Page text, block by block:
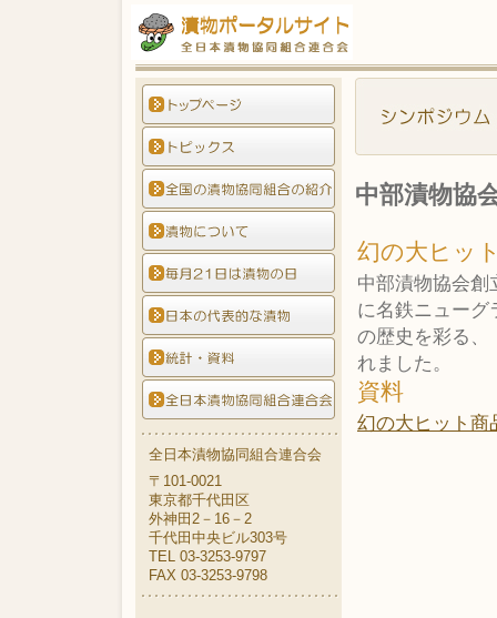
全日本漬物協同組合連合会
〒101-0021
東京都千代田区
外神田2－16－2
千代田中央ビル303号
TEL 03-3253-9797
FAX 03-3253-9798
中部漬物協
幻の大ヒッ
中部漬物協会創
に名鉄ニューグ
の歴史を彩る、
れました。
資料
幻の大ヒット